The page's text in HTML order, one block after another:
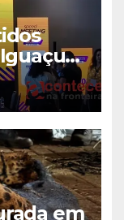
MICE
em